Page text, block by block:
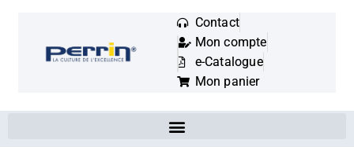
Mots
clés
:
Contact
Mon compte
e-Catalogue
Mon panier